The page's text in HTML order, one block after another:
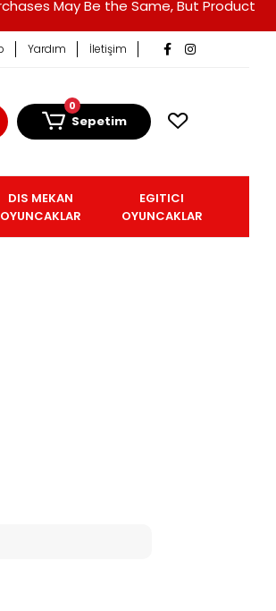
May Be the Same, But Product
Yardım İletişim
0
Sepetim
DIS MEKAN
OYUNCAKLAR
EGITICI
OYUNCAKLAR